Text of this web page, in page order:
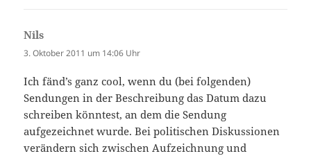
Nils
3. Oktober 2011 um 14:06 Uhr
Ich fänd’s ganz cool, wenn du (bei folgenden)
Sendungen in der Beschreibung das Datum dazu
schreiben könntest, an dem die Sendung
aufgezeichnet wurde. Bei politischen Diskussionen
verändern sich zwischen Aufzeichnung und